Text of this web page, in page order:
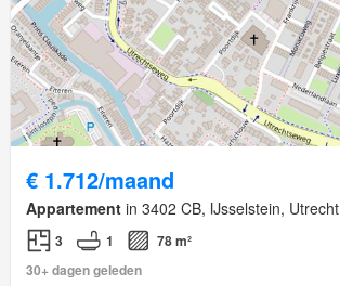
€ 1.712/maand
Appartement in 3402 CB, IJsselstein, Utrecht
3 1
78 m²
30+ dagen geleden